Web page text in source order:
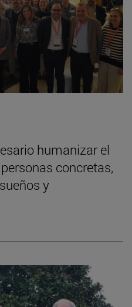
humanizar el
concretas,
y